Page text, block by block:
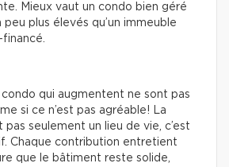
Mieux vaut un condo bien géré
plus élevés qu’un immeuble
qui augmentent ne sont pas
si ce n’est pas agréable! La
pas seulement un lieu de vie, c’est
Chaque contribution entretient
que le bâtiment reste solide,